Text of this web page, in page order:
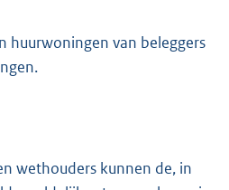
huurwoningen van beleggers
wethouders kunnen de, in